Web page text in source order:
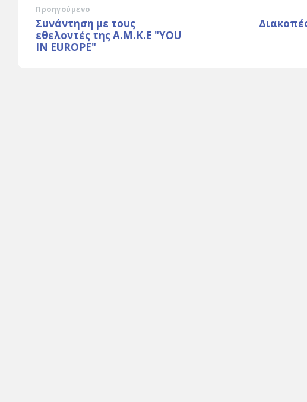
Προηγούμενο
Συνάντηση με τους
εθελοντές της Α.Μ.Κ.Ε "YOU
IN EUROPE"